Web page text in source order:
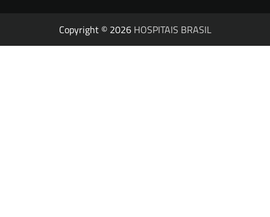
Copyright © 2026 HOSPITAIS BRASIL